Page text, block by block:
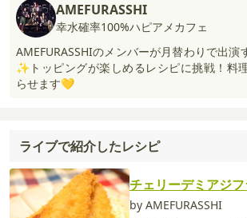
AMEFURASSHI
幸水確率100%ハピアメカフェ
AMEFURASSHIのメンバーが月替わりで出演
✨トッピングが楽しめるレシピに挑戦！料
らせます💛
ライブで紹介したレシピ
チェリーデミアジフ
by AMEFURASSHI